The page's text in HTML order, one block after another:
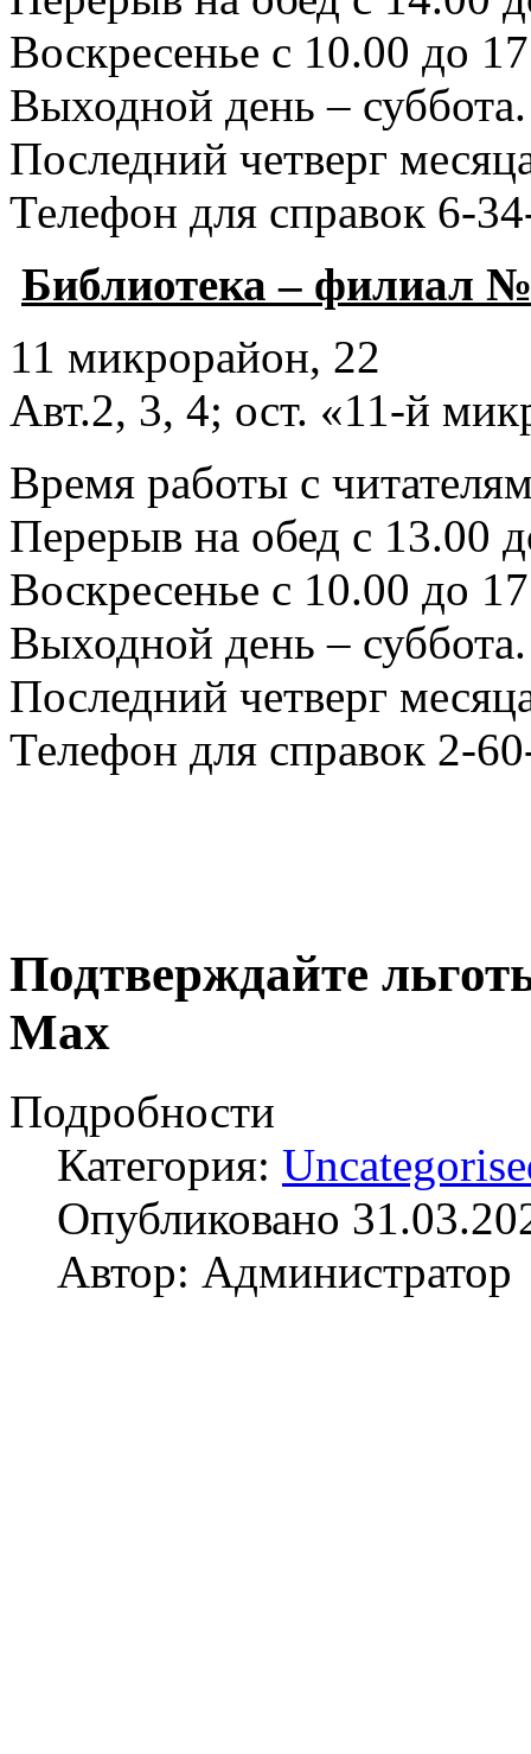
Воскресенье с 10.00 до
Выходной день – суббота.
Последний четверг
Телефон для справок 6-
Библиотека – филиал
11 микрорайон, 22
Авт.2, 3, 4; ост. «11-й
Время работы с
Перерыв на обед с 13.00
Воскресенье с 10.00 до
Выходной день – суббота.
Последний четверг
Телефон для справок 2-
Подтверждайте
Max
Подробности
Категория:
Опубликовано
Автор: Администратор